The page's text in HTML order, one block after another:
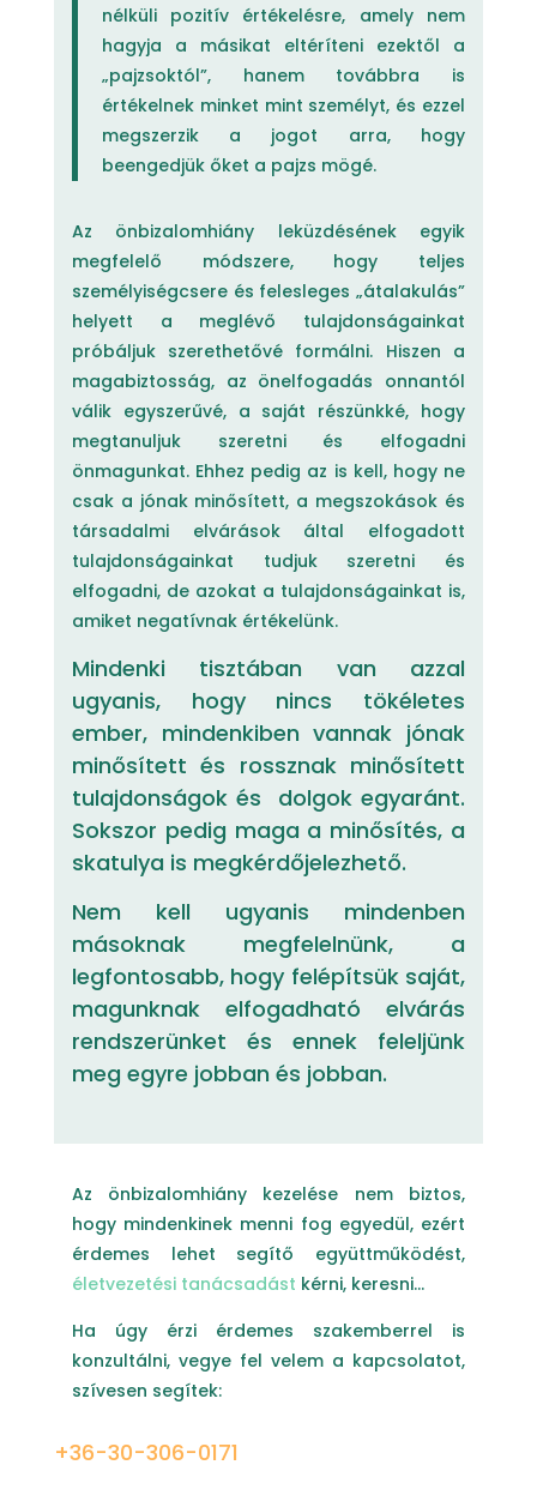
nélküli pozitív értékelésre, amely nem
hagyja a másikat eltéríteni ezektől a
„pajzsoktól”, hanem továbbra is
értékelnek minket mint személyt, és ezzel
megszerzik a jogot arra, hogy
beengedjük őket a pajzs mögé.
Az önbizalomhiány leküzdésének egyik
megfelelő módszere, hogy teljes
személyiségcsere és felesleges „átalakulás”
helyett a meglévő tulajdonságainkat
próbáljuk szerethetővé formálni. Hiszen a
magabiztosság, az önelfogadás onnantól
válik egyszerűvé, a saját részünkké, hogy
megtanuljuk szeretni és elfogadni
önmagunkat. Ehhez pedig az is kell, hogy ne
csak a jónak minősített, a megszokások és
társadalmi elvárások által elfogadott
tulajdonságainkat tudjuk szeretni és
elfogadni, de azokat a tulajdonságainkat is,
amiket negatívnak értékelünk.
Mindenki tisztában van azzal
ugyanis, hogy nincs tökéletes
ember, mindenkiben vannak jónak
minősített és rossznak minősített
tulajdonságok és dolgok egyaránt.
Sokszor pedig maga a minősítés, a
skatulya is megkérdőjelezhető.
Nem kell ugyanis mindenben
másoknak megfelelnünk, a
legfontosabb, hogy felépítsük saját,
magunknak elfogadható elvárás
rendszerünket és ennek feleljünk
meg egyre jobban és jobban.
Az önbizalomhiány kezelése nem biztos,
hogy mindenkinek menni fog egyedül, ezért
érdemes lehet segítő együttműködést,
életvezetési tanácsadást kérni, keresni…
Ha úgy érzi érdemes szakemberrel is
konzultálni, vegye fel velem a kapcsolatot,
szívesen segítek:
+36-30-306-0171